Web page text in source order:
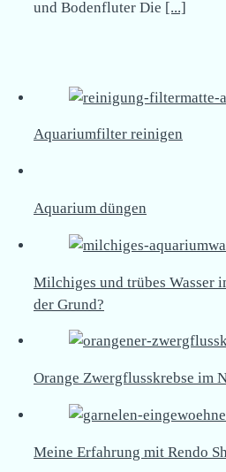
und Bodenfluter Die [...]
Aquariumfilter reinigen
Aquarium düngen
Milchiges und trübes Wasser
der Grund?
Orange Zwergflusskrebse im
Meine Erfahrung mit Rendo